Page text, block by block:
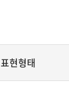
표현형태